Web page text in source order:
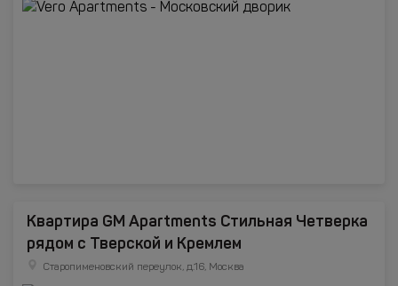
Квартира GM Apartments Стильная Четверка
рядом с Тверской и Кремлем
Старопименовский переулок, д.16, Москва